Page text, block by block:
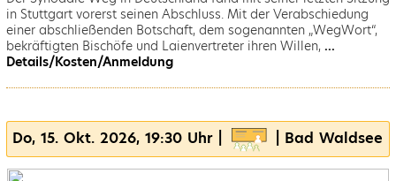
in Stuttgart vorerst seinen Abschluss. Mit der Verabschiedung
einer abschließenden Botschaft, dem sogenannten „WegWort“,
bekräftigten Bischöfe und Laienvertreter ihren Willen,...
Details/Kosten/Anmeldung
Do, 15. Okt. 2026, 19:30 Uhr | | Bad Waldsee